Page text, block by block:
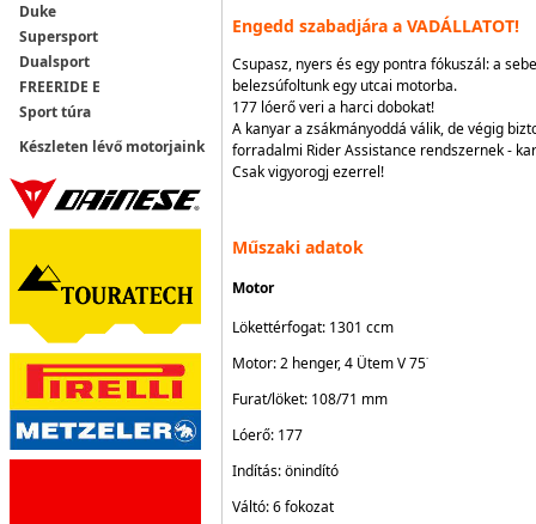
Duke
Supersport
Dualsport
FREERIDE E
Sport túra
Készleten lévő motorjaink
Engedd szabadjára a VADÁLLATOT!
Csupasz, nyers és egy pontra fókuszál: a
belezsúfoltunk egy utcai motorba.
177 lóerő veri a harci dobokat!
A kanyar a zsákmányoddá válik, de végig
forradalmi Rider Assistance rendszernek -
Csak vigyorogj ezerrel!
Műszaki adatok
Motor
Lökettérfogat: 1301 ccm
Motor: 2 henger, 4 Ütem V 75˙
Furat/löket: 108/71 mm
Lóerő: 177
Indítás: önindító
Váltó: 6 fokozat